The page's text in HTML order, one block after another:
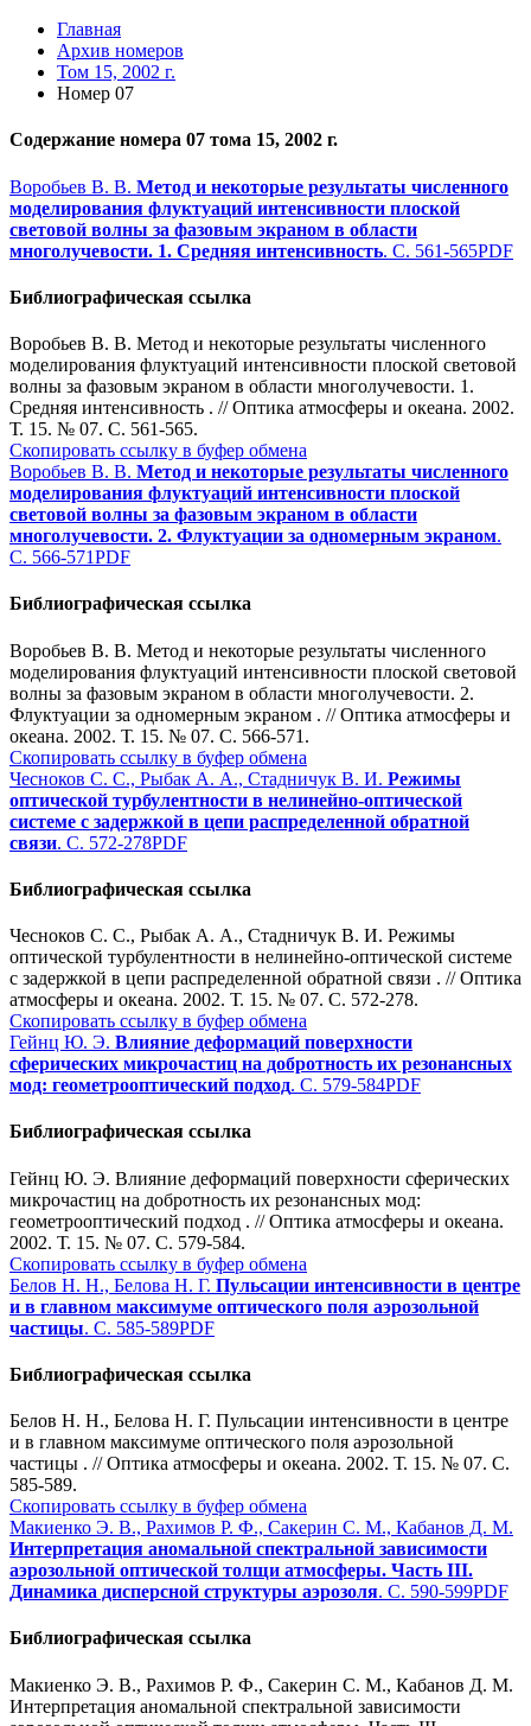
Главная
Архив номеров
Том 15, 2002 г.
Номер 07
Содержание номера 07 тома 15, 2002 г.
Воробьев В. В. Метод и некоторые результаты численного
моделирования флуктуаций интенсивности плоской
световой волны за фазовым экраном в области
многолучевости. 1. Средняя интенсивность. С. 561-565PDF
Библиографическая ссылка
Воробьев В. В. Метод и некоторые результаты численного
моделирования флуктуаций интенсивности плоской световой
волны за фазовым экраном в области многолучевости. 1.
Средняя интенсивность . // Оптика атмосферы и океана. 2002.
Т. 15. № 07. С. 561-565.
Скопировать ссылку в буфер обмена
Воробьев В. В. Метод и некоторые результаты численного
моделирования флуктуаций интенсивности плоской
световой волны за фазовым экраном в области
многолучевости. 2. Флуктуации за одномерным экраном.
С. 566-571PDF
Библиографическая ссылка
Воробьев В. В. Метод и некоторые результаты численного
моделирования флуктуаций интенсивности плоской световой
волны за фазовым экраном в области многолучевости. 2.
Флуктуации за одномерным экраном . // Оптика атмосферы и
океана. 2002. Т. 15. № 07. С. 566-571.
Скопировать ссылку в буфер обмена
Чесноков С. С., Рыбак А. А., Стадничук В. И. Режимы
оптической турбулентности в нелинейно-оптической
системе с задержкой в цепи распределенной обратной
связи. С. 572-278PDF
Библиографическая ссылка
Чесноков С. С., Рыбак А. А., Стадничук В. И. Режимы
оптической турбулентности в нелинейно-оптической системе
с задержкой в цепи распределенной обратной связи . // Оптика
атмосферы и океана. 2002. Т. 15. № 07. С. 572-278.
Скопировать ссылку в буфер обмена
Гейнц Ю. Э. Влияние деформаций поверхности
сферических микрочастиц на добротность их резонансных
мод: геометрооптический подход. С. 579-584PDF
Библиографическая ссылка
Гейнц Ю. Э. Влияние деформаций поверхности сферических
микрочастиц на добротность их резонансных мод:
геометрооптический подход . // Оптика атмосферы и океана.
2002. Т. 15. № 07. С. 579-584.
Скопировать ссылку в буфер обмена
Белов Н. Н., Белова Н. Г. Пульсации интенсивности в центре
и в главном максимуме оптического поля аэрозольной
частицы. С. 585-589PDF
Библиографическая ссылка
Белов Н. Н., Белова Н. Г. Пульсации интенсивности в центре
и в главном максимуме оптического поля аэрозольной
частицы . // Оптика атмосферы и океана. 2002. Т. 15. № 07. С.
585-589.
Скопировать ссылку в буфер обмена
Макиенко Э. В., Рахимов Р. Ф., Сакерин С. М., Кабанов Д. М.
Интерпретация аномальной спектральной зависимости
аэрозольной оптической толщи атмосферы. Часть III.
Динамика дисперсной структуры аэрозоля. С. 590-599PDF
Библиографическая ссылка
Макиенко Э. В., Рахимов Р. Ф., Сакерин С. М., Кабанов Д. М.
Интерпретация аномальной спектральной зависимости